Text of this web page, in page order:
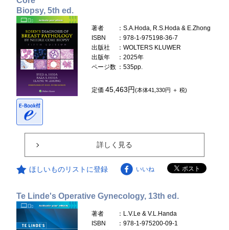
Biopsy, 5th ed.
著者
：S.A.Hoda, R.S.Hoda & E.Zhong
ISBN
：978-1-975198-36-7
出版社
：WOLTERS KLUWER
出版年
：2025年
ページ数 ：535pp.
定価45,463円(本体41,330円 ＋ 税)
詳しく見る
ほしいものリストに登録 いいね
Te Linde's Operative Gynecology, 13th ed.
著者
：L.V.Le & V.L.Handa
ISBN
：978-1-975200-09-1